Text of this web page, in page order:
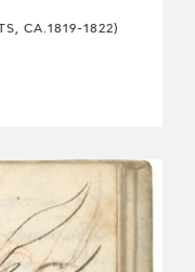
CA.1819-1822)